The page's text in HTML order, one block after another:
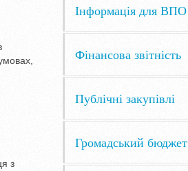
з
Інформація для ВПО
Фінансова звітність
Публічні закупівлі
Громадський бюджет